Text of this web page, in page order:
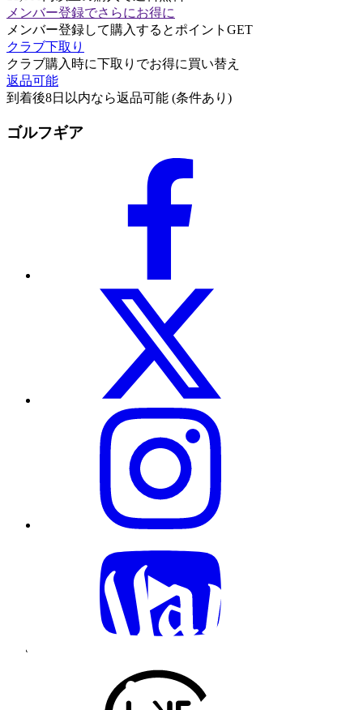
メンバー登録でさらにお得に
メンバー登録して購入するとポイントGET
クラブ下取り
クラブ購入時に下取りでお得に買い替え
返品可能
到着後8日以内なら返品可能 (条件あり)
ゴルフギア